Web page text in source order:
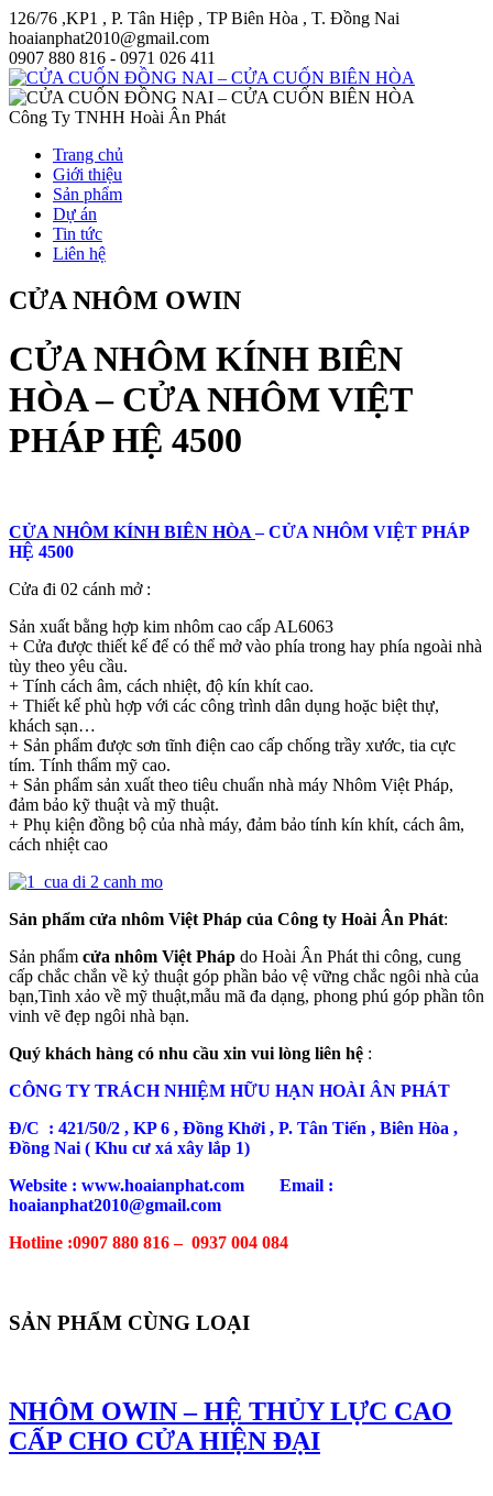
126/76 ,KP1 , P. Tân Hiệp , TP Biên Hòa , T. Đồng Nai
hoaianphat2010@gmail.com
0907 880 816 - 0971 026 411
Công Ty TNHH Hoài Ân Phát
Trang chủ
Giới thiệu
Sản phẩm
Dự án
Tin tức
Liên hệ
CỬA NHÔM OWIN
CỬA NHÔM KÍNH BIÊN
HÒA – CỬA NHÔM VIỆT
PHÁP HỆ 4500
CỬA NHÔM KÍNH BIÊN HÒA– CỬA NHÔM VIỆT PHÁP
HỆ 4500
Cửa đi 02 cánh mở :
Sản xuất bằng hợp kim nhôm cao cấp AL6063
+ Cửa được thiết kế để có thể mở vào phía trong hay phía ngoài nhà
tùy theo yêu cầu.
+ Tính cách âm, cách nhiệt, độ kín khít cao.
+ Thiết kế phù hợp với các công trình dân dụng hoặc biệt thự,
khách sạn…
+ Sản phẩm được sơn tĩnh điện cao cấp chống trầy xước, tia cực
tím. Tính thẩm mỹ cao.
+ Sản phẩm sản xuất theo tiêu chuẩn nhà máy Nhôm Việt Pháp,
đảm bảo kỹ thuật và mỹ thuật.
+ Phụ kiện đồng bộ của nhà máy, đảm bảo tính kín khít, cách âm,
cách nhiệt cao
Sản phẩm cửa nhôm Việt Pháp của Công ty Hoài Ân Phát:
Sản phẩm cửa nhôm Việt Pháp do Hoài Ân Phát thi công, cung
cấp chắc chắn về kỷ thuật góp phần bảo vệ vững chắc ngôi nhà của
bạn,Tinh xảo về mỹ thuật,mẫu mã đa dạng, phong phú góp phần tôn
vinh vẽ đẹp ngôi nhà bạn.
Quý khách hàng có nhu cầu xin vui lòng liên hệ :
CÔNG TY TRÁCH NHIỆM HỮU HẠN HOÀI ÂN PHÁT
Đ/C : 421/50/2 , KP 6 , Đồng Khởi , P. Tân Tiến , Biên Hòa ,
Đồng Nai ( Khu cư xá xây lắp 1)
Website : www.hoaianphat.com Email :
hoaianphat2010@gmail.com
Hotline :0907 880 816 – 0937 004 084
SẢN PHẨM CÙNG LOẠI
NHÔM OWIN – HỆ THỦY LỰC CAO
CẤP CHO CỬA HIỆN ĐẠI